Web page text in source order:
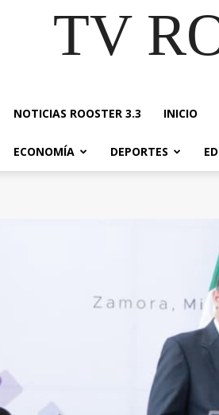
TV
NOTICIAS ROOSTER 3.3 INICIO
ECONOMÍA DEPORTES